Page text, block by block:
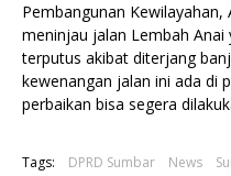
Pembangunan
meninjau jalan Lembah
terputus akibat diterjang
kewenangan jalan ini ada di
perbaikan bisa segera
Tags: DPRD Sumbar News